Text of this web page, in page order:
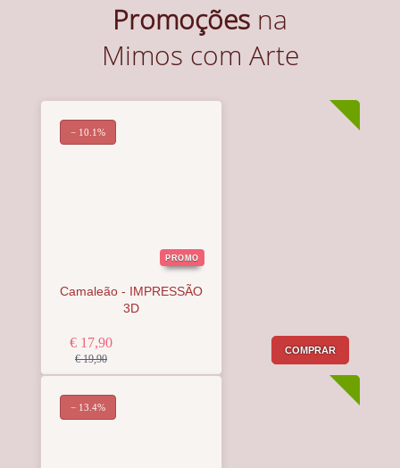
Promoções na
Mimos com Arte
PROMO
Camaleão - IMPRESSÃO
3D
€ 17,90
€ 19,90
COMPRAR
− 10.1%
− 13.4%